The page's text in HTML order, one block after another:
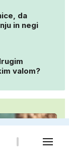
da
in negi
valom?